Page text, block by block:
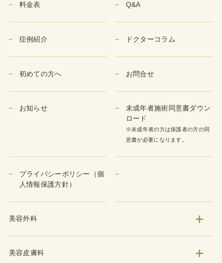
料金表 Q&A
症例紹介 ドクターコラム
初めての方へ お問合せ
お知らせ
未成年者施術同意書ダウン
ロード
※未成年者の方は保護者の方の同
意書が必要になります。
プライバシーポリシー（個
人情報保護方針）
美容外科
美容皮膚科